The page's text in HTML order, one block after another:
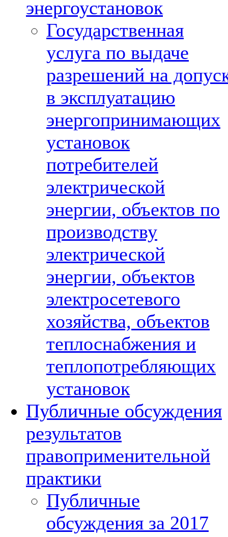
энергоустановок
Государственная
услуга по выдаче
разрешений на
в эксплуатацию
энергопринимающих
установок
потребителей
электрической
энергии, объектов по
производству
электрической
энергии, объектов
электросетевого
хозяйства, объектов
теплоснабжения и
теплопотребляющих
установок
Публичные обсуждения
результатов
правоприменительной
практики
Публичные
обсуждения за 2017